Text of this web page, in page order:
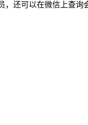
还可以在微信上查